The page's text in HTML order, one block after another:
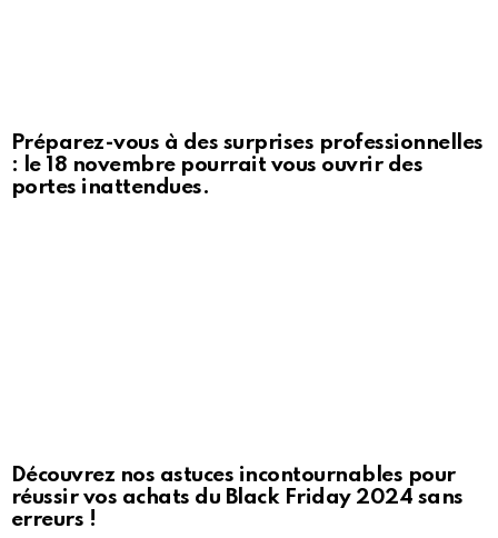
Préparez-vous à des surprises professionnelles
: le 18 novembre pourrait vous ouvrir des
portes inattendues.
Découvrez nos astuces incontournables pour
réussir vos achats du Black Friday 2024 sans
erreurs !